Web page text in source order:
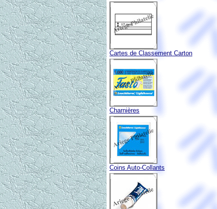
Cartes de Classement Carton
Charnières
Coins Auto-Collants